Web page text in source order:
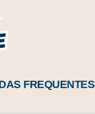
FREQUENTES